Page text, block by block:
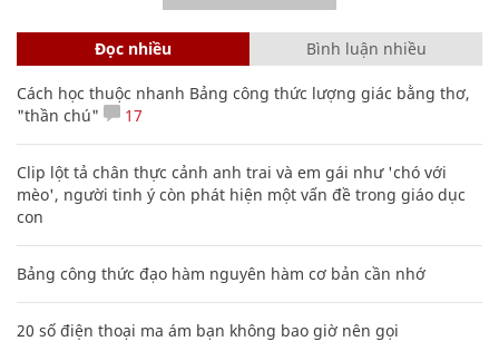
Đọc nhiều Bình luận nhiều
Cách học thuộc nhanh Bảng công thức lượng giác bằng thơ,
"thần chú"
17
Clip lột tả chân thực cảnh anh trai và em gái như 'chó với
mèo', người tinh ý còn phát hiện một vấn đề trong giáo dục
con
Bảng công thức đạo hàm nguyên hàm cơ bản cần nhớ
20 số điện thoại ma ám bạn không bao giờ nên gọi